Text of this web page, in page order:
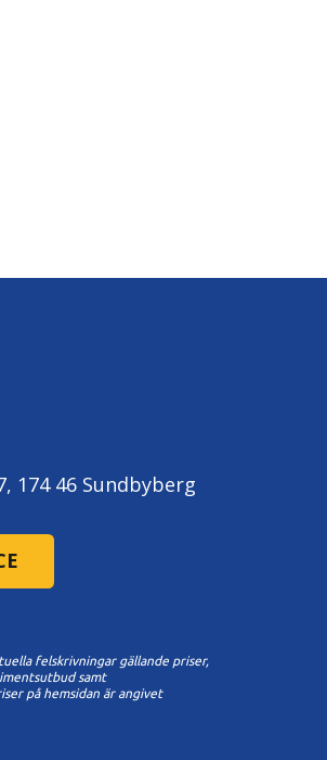
174 46 Sundbyberg
felskrivningar gällande priser,
samt
på hemsidan är angivet